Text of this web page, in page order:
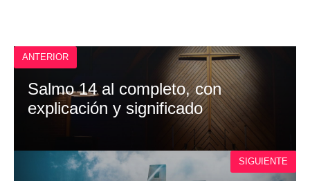
O
K
P
T
E
R
)
ANTERIOR
Salmo 14 al completo, con
explicación y significado
SIGUIENTE